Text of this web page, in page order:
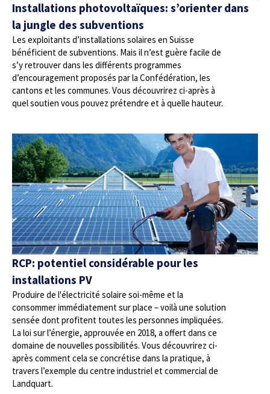
Installations photovoltaïques: s’orienter dans
la jungle des subventions
Les exploitants d’installations solaires en Suisse
bénéficient de subventions. Mais il n’est guère facile de
s’y retrouver dans les différents programmes
d’encouragement proposés par la Confédération, les
cantons et les communes. Vous découvrirez ci-après à
quel soutien vous pouvez prétendre et à quelle hauteur.
RCP: potentiel considérable pour les
installations PV
Produire de l'électricité solaire soi-même et la
consommer immédiatement sur place – voilà une solution
sensée dont profitent toutes les personnes impliquées.
La loi sur l’énergie, approuvée en 2018, a offert dans ce
domaine de nouvelles possibilités. Vous découvrirez ci-
après comment cela se concrétise dans la pratique, à
travers l’exemple du centre industriel et commercial de
Landquart.